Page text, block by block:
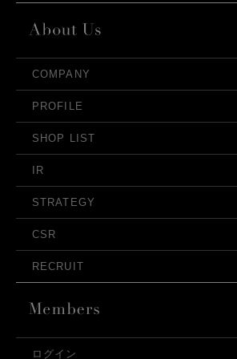
COMPANY
PROFILE
SHOP LIST
IR
STRATEGY
CSR
RECRUIT
ログイン